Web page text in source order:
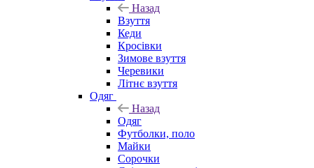
Назад
Взуття
Кеди
Кросівки
Зимове взуття
Черевики
Літнє взуття
Одяг
Назад
Одяг
Футболки, поло
Майки
Сорочки